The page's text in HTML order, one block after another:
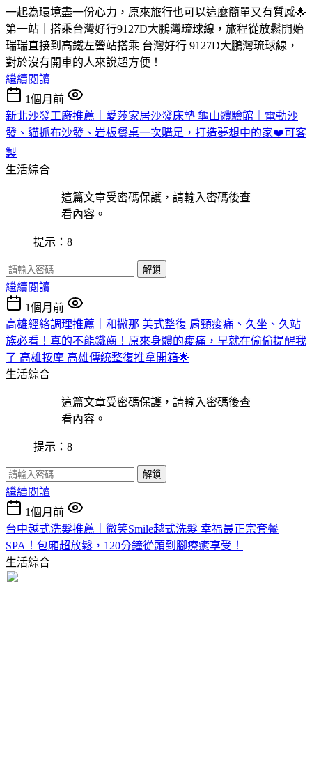
一起為環境盡一份心力，原來旅行也可以這麼簡單又有質感🌟
第一站｜搭乘台灣好行9127D大鵬灣琉球線，旅程從放鬆開始
瑞瑞直接到高鐵左營站搭乘 台灣好行 9127D大鵬灣琉球線，
對於沒有開車的人來說超方便！
繼續閱讀
1個月前
新北沙發工廠推薦｜愛莎家居沙發床墊 龜山體驗館｜電動沙
發、貓抓布沙發、岩板餐桌一次購足，打造夢想中的家❤️可客
製
生活綜合
這篇文章受密碼保護，請輸入密碼後查
看內容。
提示：8
解鎖
繼續閱讀
1個月前
高雄經絡調理推薦｜和撒那 美式整復 肩頸痠痛、久坐、久站
族必看！真的不能鐵齒！原來身體的痠痛，早就在偷偷提醒我
了 高雄按摩 高雄傳統整復推拿開箱🌟
生活綜合
這篇文章受密碼保護，請輸入密碼後查
看內容。
提示：8
解鎖
繼續閱讀
1個月前
台中越式洗髮推薦｜微笑Smile越式洗髮 幸福最正宗套餐
SPA！包廂超放鬆，120分鐘從頭到腳療癒享受！
生活綜合